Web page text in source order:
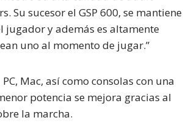
Su sucesor el GSP 600, se mantiene
jugador y además es altamente
uno al momento de jugar.”
Mac, así como consolas con una
potencia se mejora gracias al
la marcha.